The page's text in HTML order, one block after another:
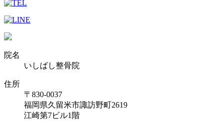
院名
いしばし整骨院
住所
〒830-0037
福岡県久留米市諏訪野町2619
江崎第7ビル1階